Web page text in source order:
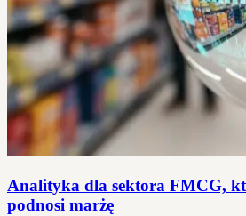
Analityka dla sektora FMCG,
podnosi marżę